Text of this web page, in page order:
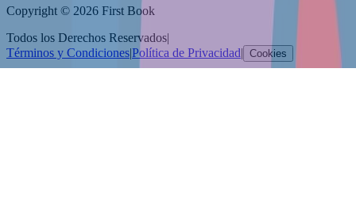
Copyright © 2026 First Book
Todos los Derechos Reservados|
Términos y Condiciones|Política de Privacidad| Cookies